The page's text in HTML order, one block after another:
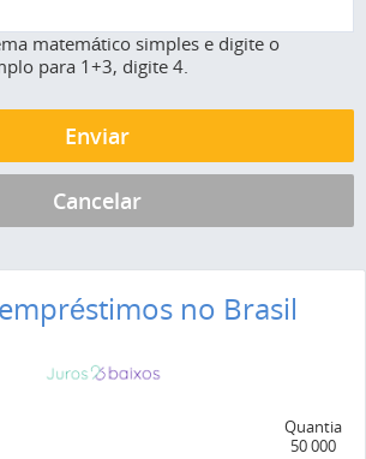
matemático simples e digite o
para 1+3, digite 4.
no Brasil
Quantia
50 000